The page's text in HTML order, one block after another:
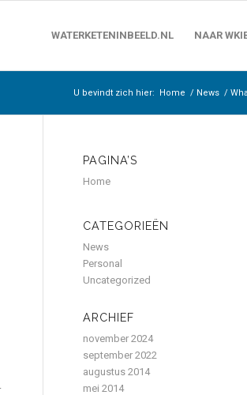
WATERKETENINBEELD.NL NAAR
U bevindt zich hier: Home / News /
PAGINA’S
Home
CATEGORIEËN
News
Personal
Uncategorized
ARCHIEF
november 2024
september 2022
augustus 2014
mei 2014